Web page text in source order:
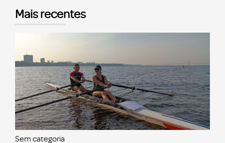
Mais recentes
Sem categoria